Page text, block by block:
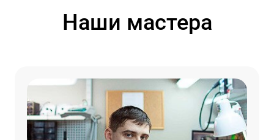
Наши мастера